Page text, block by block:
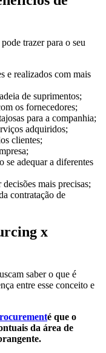
trazer para o seu
e realizados com mais
de suprimentos;
os fornecedores;
para a companhia;
adquiridos;
clientes;
se adequar a diferentes
mais precisas;
contratação de
x
saber o que é
entre esse conceito e
é que o
da área de